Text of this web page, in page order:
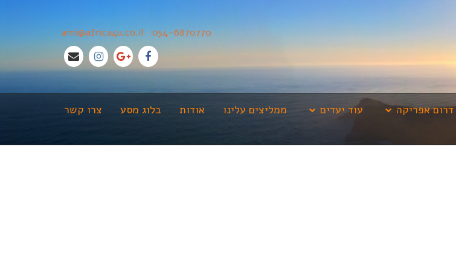
054-6870770
•
ami@africa4u.co.il
דרום אפריקה עוד יעדים ממליצים עלינו אודות בלוג מסע צרו קשר